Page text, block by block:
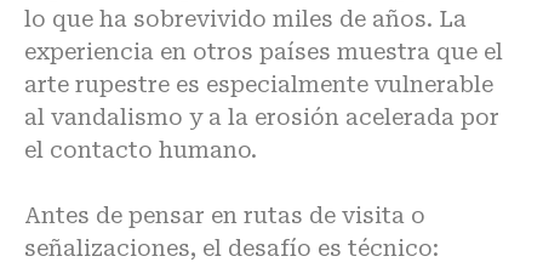
lo que ha sobrevivido miles de años. La
experiencia en otros países muestra que el
arte rupestre es especialmente vulnerable
al vandalismo y a la erosión acelerada por
el contacto humano.
Antes de pensar en rutas de visita o
señalizaciones, el desafío es técnico: